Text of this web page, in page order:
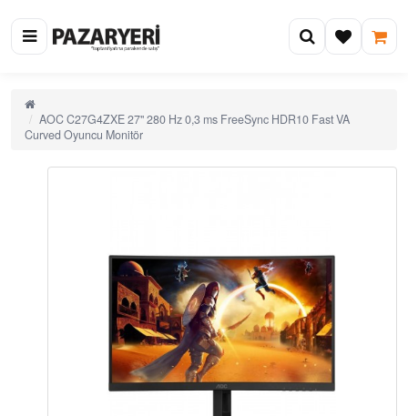
AOC C27G4ZXE 27" 280 Hz 0,3 ms FreeSync HDR10 Fast VA
Curved Oyuncu Monitör